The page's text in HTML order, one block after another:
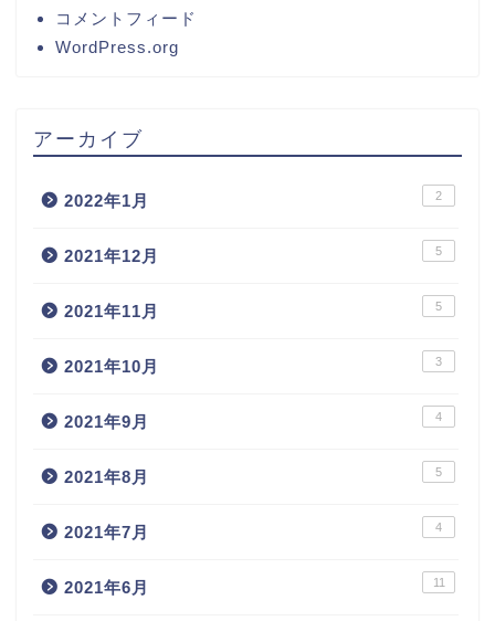
コメントフィード
WordPress.org
アーカイブ
2022年1月 2
2021年12月 5
2021年11月 5
2021年10月 3
2021年9月 4
2021年8月 5
2021年7月 4
2021年6月 11